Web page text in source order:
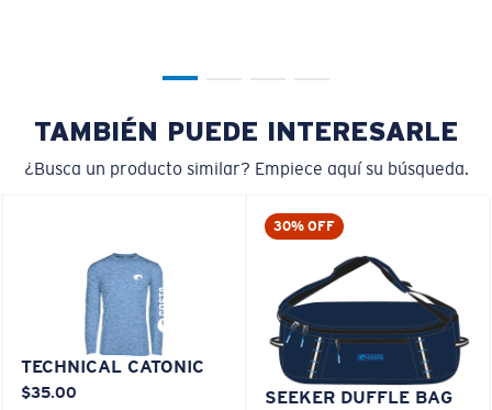
TAMBIÉN PUEDE INTERESARLE
¿Busca un producto similar? Empiece aquí su búsqueda.
TECHNICAL CATONIC
$35.00
30% OFF
SEEKER DUFFLE BAG